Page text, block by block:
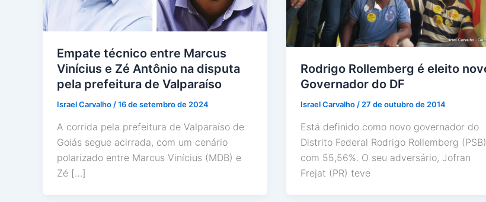
Empate técnico entre Marcus
Vinícius e Zé Antônio na disputa
pela prefeitura de Valparaíso
Israel Carvalho/16 de setembro de 2024
A corrida pela prefeitura de Valparaíso de
Goiás segue acirrada, com um cenário
polarizado entre Marcus Vinícius (MDB) e
Zé […]
Rodrigo Rollemberg é eleito
Governador do DF
Israel Carvalho / 27 de outubro de 2014
Está definido como novo governador do
Distrito Federal Rodrigo Rollemberg
com 55,56%. O seu adversário, Jofran
Frejat (PR) teve